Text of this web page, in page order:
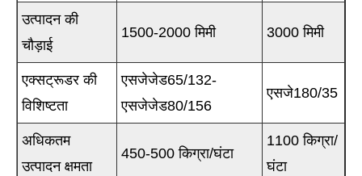
उत्पादन की
चौड़ाई
1500-2000 मिमी 3000 मिमी
एक्सट्रूडर की
विशिष्टता
एसजेजेड65/132-
एसजेजेड80/156
एसजे180/35
अधिकतम
उत्पादन क्षमता
450-500 किग्रा/घंटा
1100 किग्रा/
घंटा